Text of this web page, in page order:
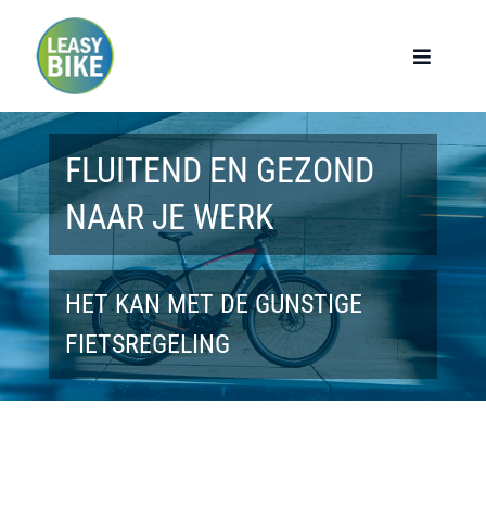
Toggle
Home
Werknemers
Werkgevers
Privé lease
Modellen
FLUITEND EN GEZOND
NAAR JE WERK
HET KAN MET DE GUNSTIGE
FIETSREGELING